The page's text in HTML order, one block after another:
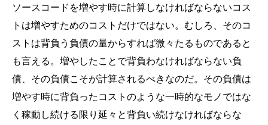
ソースコードを増やす時に計算しなければならないコス
トは増やすためのコストだけではない。むしろ、そのコ
ストは背負う負債の量からすれば微々たるものであると
も言える。増やしたことで背負わなければならない負
債、その負債こそが計算されるべきなのだ。その負債は
増やす時に背負ったコストのような一時的なモノではな
く稼動し続ける限り延々と背負い続けなければならな